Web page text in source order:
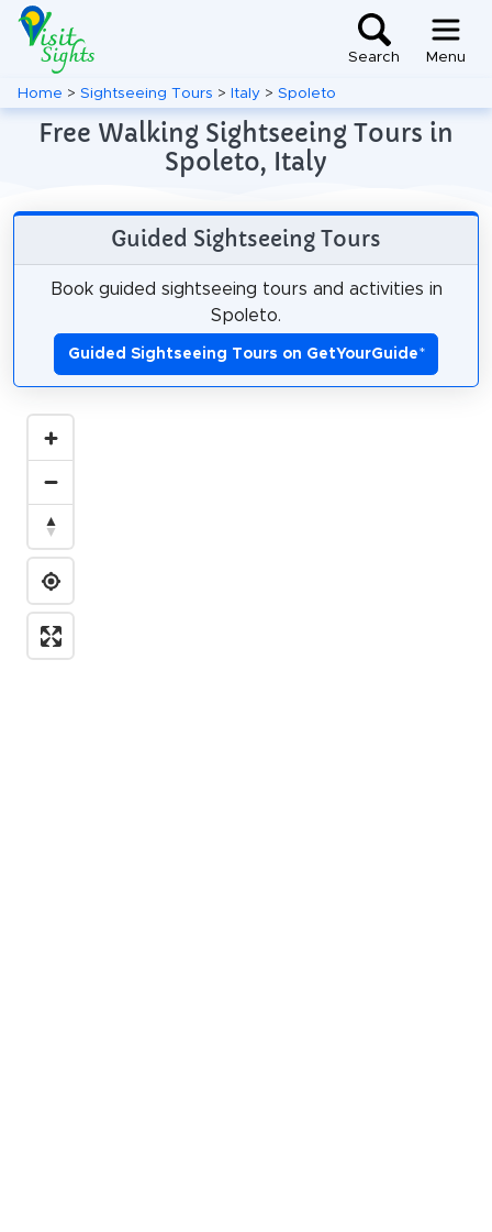
Search Menu
Home > Sightseeing Tours > Italy > Spoleto
Free Walking Sightseeing Tours in
Spoleto, Italy
Guided Sightseeing Tours
Book guided sightseeing tours and activities in
Spoleto.
Guided Sightseeing Tours on GetYourGuide*